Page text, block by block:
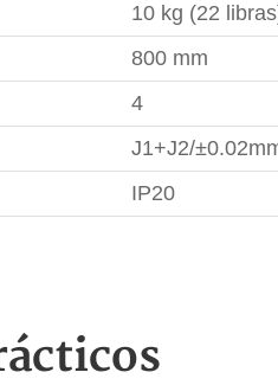
10 kg (22
800 mm
4
J1+J2/
IP20